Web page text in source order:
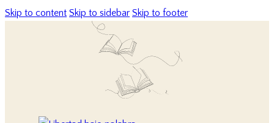
Skip to content Skip to sidebar Skip to footer